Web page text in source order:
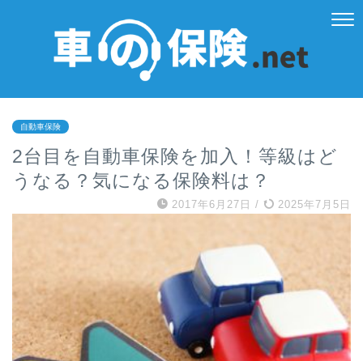
自動車保険
2台目を自動車保険を加入！等級はど
うなる？気になる保険料は？
2017年6月27日 / 2025年7月5日